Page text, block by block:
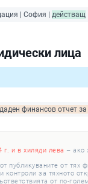
| София | действащ
лица
финансов отчет за
г. и в хиляди лева – ако
публикуваните от
за тяхното
от по-